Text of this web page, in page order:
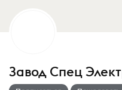
Завод Спец